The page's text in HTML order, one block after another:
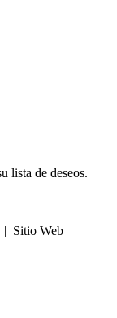
lista de deseos.
| Sitio Web